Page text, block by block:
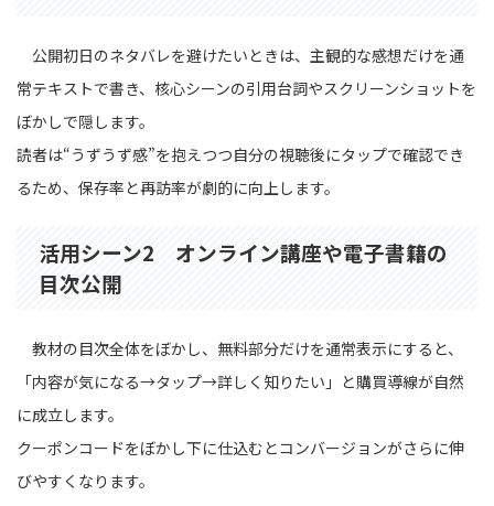
公開初日のネタバレを避けたいときは、主観的な感想だけを通
常テキストで書き、核心シーンの引用台詞やスクリーンショットを
ぼかしで隠します。
読者は“うずうず感”を抱えつつ自分の視聴後にタップで確認でき
るため、保存率と再訪率が劇的に向上します。
活用シーン2 オンライン講座や電子書籍の
目次公開
教材の目次全体をぼかし、無料部分だけを通常表示にすると、
「内容が気になる→タップ→詳しく知りたい」と購買導線が自然
に成立します。
クーポンコードをぼかし下に仕込むとコンバージョンがさらに伸
びやすくなります。